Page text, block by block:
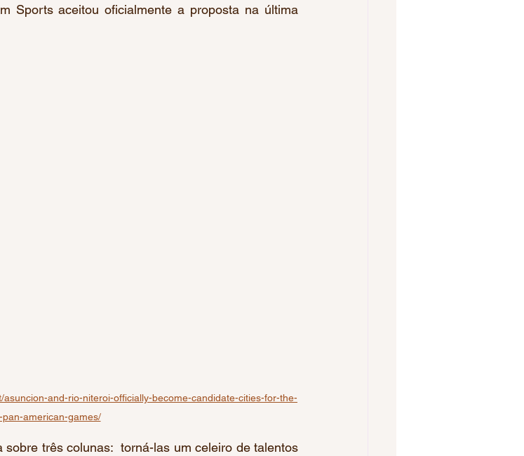
Sports aceitou oficialmente a proposta na última
and-rio-niteroi-officially-become-candidate-cities-for-the-
pan-american-games/
três colunas:  torná-las um celeiro de talentos